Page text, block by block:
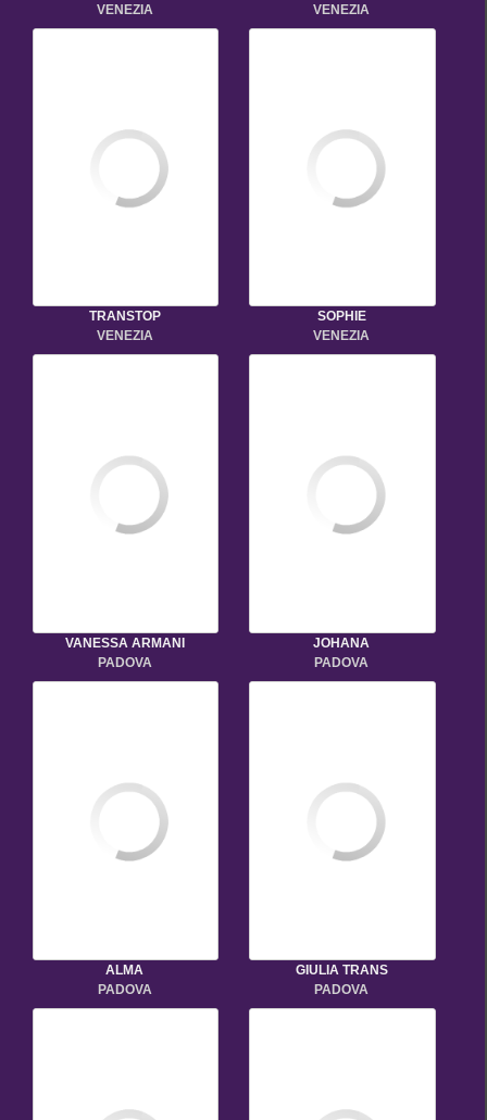
VENEZIA VENEZIA
TRANSTOP
VENEZIA
SOPHIE
VENEZIA
VANESSA ARMANI
PADOVA
JOHANA
PADOVA
ALMA
PADOVA
GIULIA TRANS
PADOVA